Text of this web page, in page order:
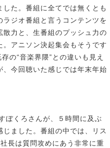
た。番組に全てでは無くとも
ジオ番組と言うコンテンツを
力と、生番組のプッシュ力の
アニソン決起集会もそうです
の“音楽界隈”との違いも見え
今回聴いた感じでは年末年始
ぼくろさんが、５時間に及ぶ
ました。番組の中では、リス
長は質問攻めにあう非常に重